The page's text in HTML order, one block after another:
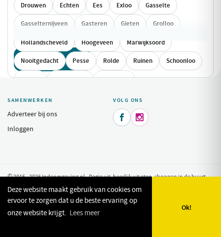
Drouwen Echten Ees Exloo Gasselte
Gasselternijveen Gasteren Gieten Grolloo
Hollandscheveld Hoogeveen Marwijksoord
Nooitgedacht Pesse Rolde Ruinen Schoonloo
Smilde Westerbork Zwiggelte
Toon alle 23 keuzes
SAMENWERKEN
Adverteer bij ons
Inloggen
VOLG ONS
 
© 2015 - 2026 Indeomgeving.nl - Dagje uit, heerlijk uit eten, shoppen in de buurt
van uw vakantiepark. Privacy Policy
Deze website maakt gebruik van cookies om
ervoor te zorgen dat u de beste ervaring op
onze website krijgt. Lees meer
Ok!